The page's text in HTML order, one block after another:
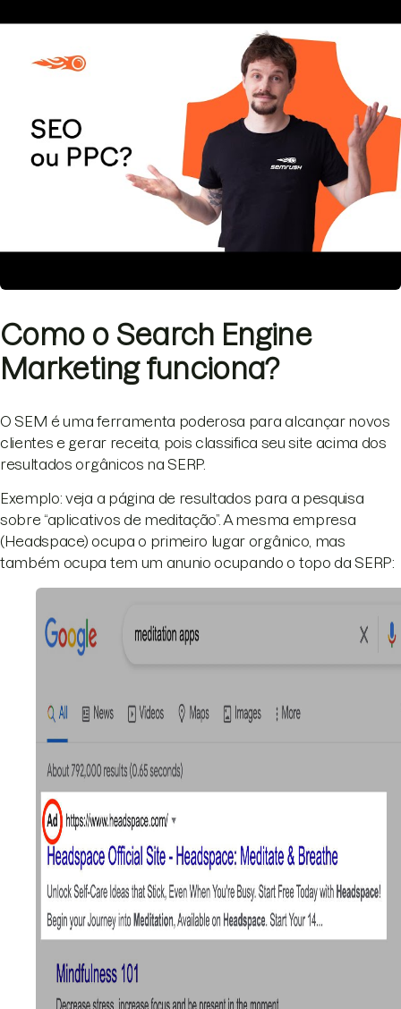
Como o Search Engine
Marketing funciona?
O SEM é uma ferramenta poderosa para alcançar novos
clientes e gerar receita, pois classifica seu site acima dos
resultados orgânicos na SERP.
Exemplo: veja a página de resultados para a pesquisa
sobre “aplicativos de meditação”. A mesma empresa
(Headspace) ocupa o primeiro lugar orgânico, mas
também ocupa tem um anunio ocupando o topo da SERP: